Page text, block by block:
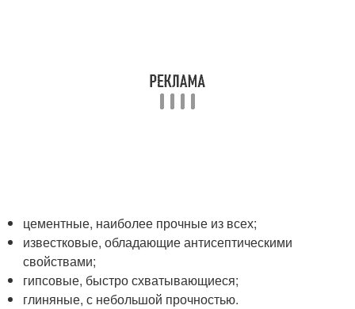
цементные, наиболее прочные из всех;
известковые, обладающие антисептическими
свойствами;
гипсовые, быстро схватывающиеся;
глиняные, с небольшой прочностью.